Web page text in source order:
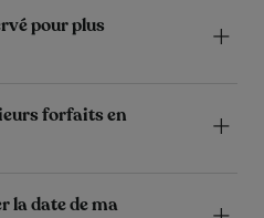
pour plus
forfaits en
la date de ma